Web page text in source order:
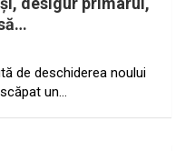
de deschiderea noului
un…